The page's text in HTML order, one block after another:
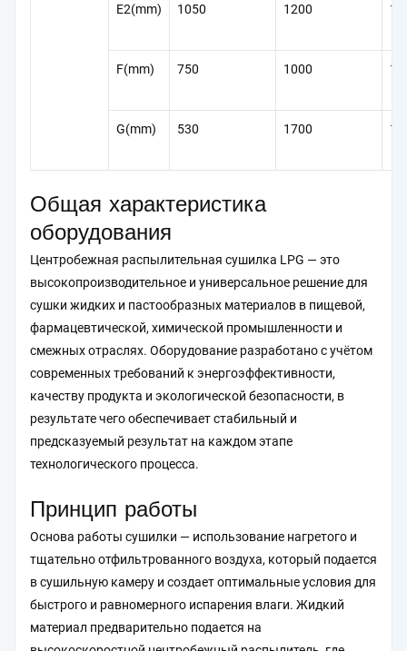
E2(mm) 1050 1200
F(mm) 750 1000
G(mm) 530 1700
Общая характеристика
оборудования
Центробежная распылительная сушилка LPG — это
высокопроизводительное и универсальное решение для
сушки жидких и пастообразных материалов в пищевой,
фармацевтической, химической промышленности и
смежных отраслях. Оборудование разработано с учётом
современных требований к энергоэффективности,
качеству продукта и экологической безопасности, в
результате чего обеспечивает стабильный и
предсказуемый результат на каждом этапе
технологического процесса.
Принцип работы
Основа работы сушилки — использование нагретого и
тщательно отфильтрованного воздуха, который подается
в сушильную камеру и создает оптимальные условия для
быстрого и равномерного испарения влаги. Жидкий
материал предварительно подается на